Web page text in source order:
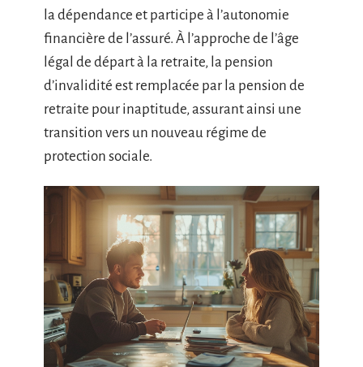
la dépendance et participe à l’autonomie
financière de l’assuré. À l’approche de l’âge
légal de départ à la retraite, la pension
d’invalidité est remplacée par la pension de
retraite pour inaptitude, assurant ainsi une
transition vers un nouveau régime de
protection sociale.